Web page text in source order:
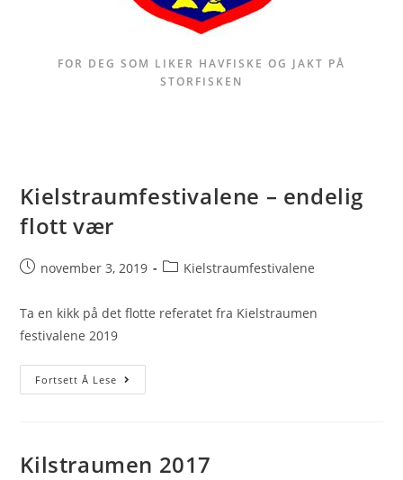
FOR DEG SOM LIKER HAVFISKE OG JAKT PÅ
STORFISKEN
Kielstraumfestivalene – endelig
flott vær
Postnovember 3, 2019
PostKielstraumfestivalene
Ta en kikk på det flotte referatet fra Kielstraumen
festivalene 2019
Fortsett Å Lese
–
vær
Kilstraumen 2017